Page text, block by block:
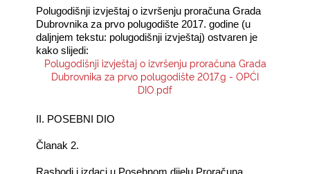
Polugodišnji izvještaj o izvršenju proračuna Grada
Dubrovnika za prvo polugodište 2017. godine (u
daljnjem tekstu: polugodišnji izvještaj) ostvaren je
kako slijedi:
Polugodišnji izvještaj o izvršenju proračuna Grada
Dubrovnika za prvo polugodište 2017.g - OPĆI
DIO.pdf
II. POSEBNI DIO
Članak 2.
Rashodi i izdaci u Posebnom dijelu Proračuna